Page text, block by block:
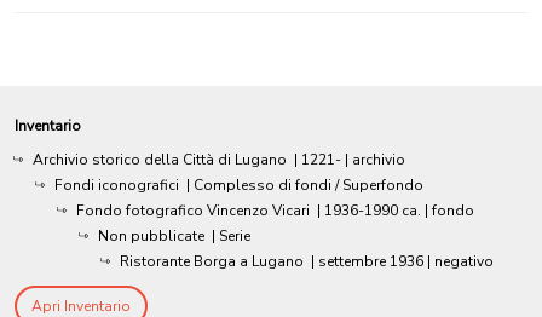
Inventario
Archivio storico della Città di Lugano | 1221- | archivio
Fondi iconografici | Complesso di fondi / Superfondo
Fondo fotografico Vincenzo Vicari | 1936-1990 ca. | fondo
Non pubblicate | Serie
Ristorante Borga a Lugano | settembre 1936 | negativo
Apri Inventario